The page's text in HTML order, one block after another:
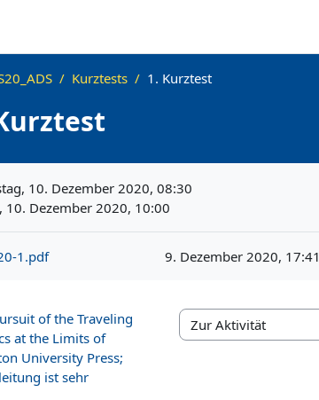
Kurztests 1. Kurztest
10. Dezember 2020, 08:30
10. Dezember 2020, 10:00
1.pdf 9. Dezember 2020, 17:41
of the Traveling
at the Limits of
University Press;
ist sehr
Zur Aktivität